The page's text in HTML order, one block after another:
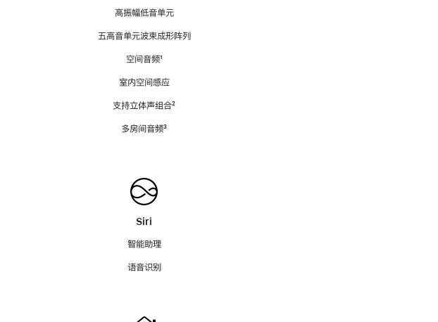
高振幅低音单元
五高音单元波束成形阵列
空间音频脚
¹
室内空间感应
支持立体声组合脚
²
多房间音频脚
³
Siri
智能助理
语音识别